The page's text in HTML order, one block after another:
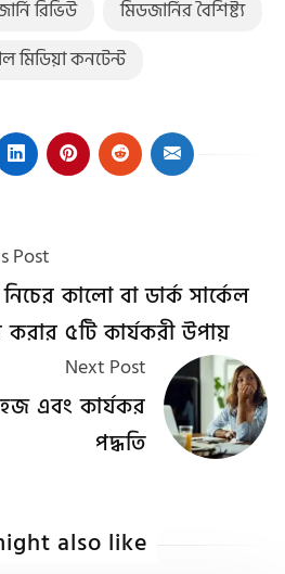
রিভিউ
মিডজার্নির বৈশিষ্ট্য
মিডিয়া কনটেন্ট
Post
কালো বা ডার্ক সার্কেল
৫টি কার্যকরী উপায়
Next Post
এবং কার্যকর
পদ্ধতি
also like